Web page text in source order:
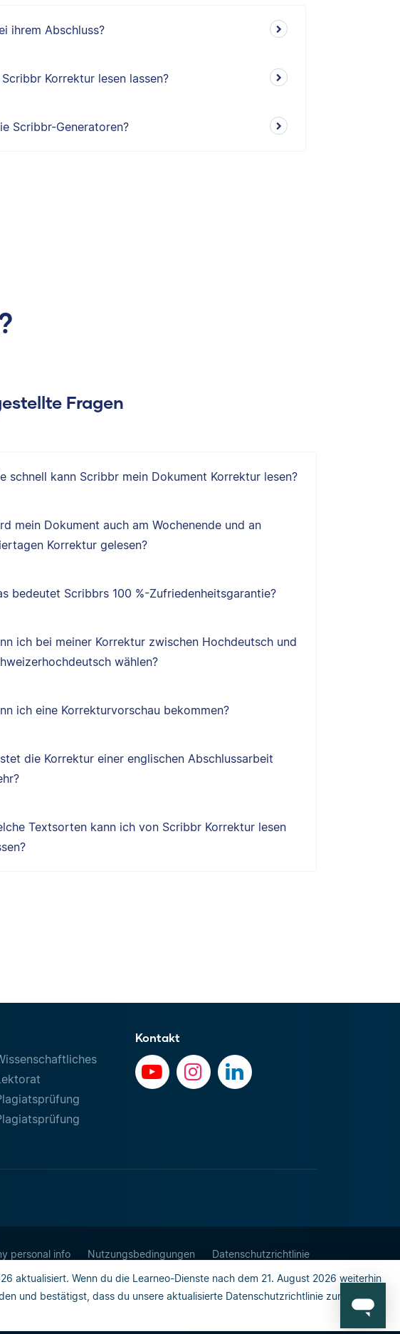
aktualisiert. Wenn du die Learneo-Dienste nach dem 21. August 2026 weiterhin
und bestätigst, dass du unsere aktualisierte Datenschutzrichtlinie zur Kenntnis
ihrem Abschluss?
Korrektur lesen lassen?
Scribbr-Generatoren?
Fragen
schnell kann Scribbr mein Dokument Korrektur lesen?
mein Dokument auch am Wochenende und an
Korrektur gelesen?
bedeutet Scribbrs 100 %-Zufriedenheitsgarantie?
ich bei meiner Korrektur zwischen Hochdeutsch und
wählen?
ich eine Korrekturvorschau bekommen?
die Korrektur einer englischen Abschlussarbeit
Textsorten kann ich von Scribbr Korrektur lesen
Kontakt
personal info Nutzungsbedingungen Datenschutzrichtlinie